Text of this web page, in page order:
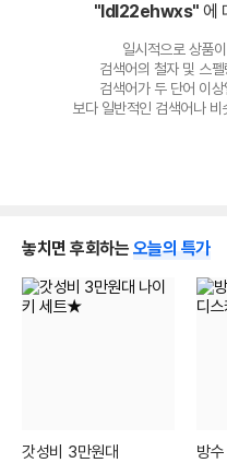
"ldl22ehwxs"에
일시적으로 상품
검색어의 철자 및 스
검색어가 두 단어 이
보다 일반적인 검색어나
놓치면 후회하는 오늘의 특가
갓성비 3만원대
방